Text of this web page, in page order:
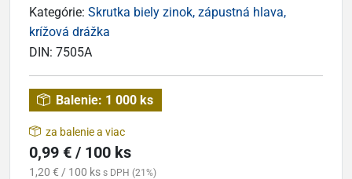
Kategórie: Skrutka biely zinok, zápustná hlava,
krížová drážka
DIN: 7505A
Balenie: 1 000 ks
za balenie a viac
0,99 € / 100 ks
1,20 € / 100 ks s DPH (21%)